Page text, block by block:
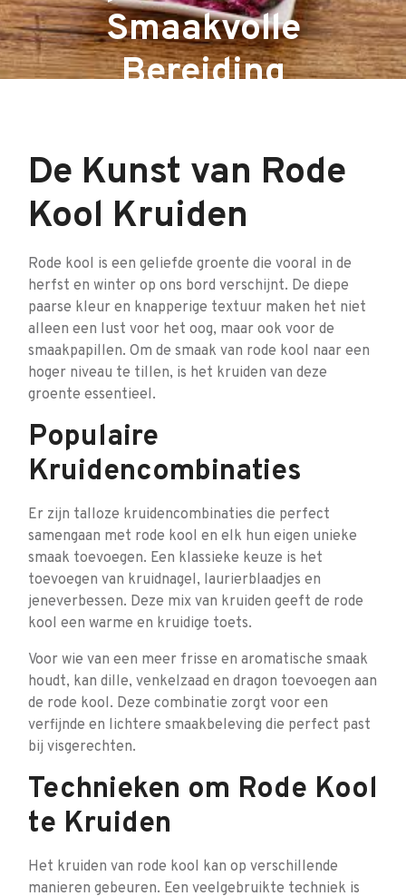
Smaakvolle
Bereiding
De Kunst van Rode
Kool Kruiden
Rode kool is een geliefde groente die vooral in de
herfst en winter op ons bord verschijnt. De diepe
paarse kleur en knapperige textuur maken het niet
alleen een lust voor het oog, maar ook voor de
smaakpapillen. Om de smaak van rode kool naar een
hoger niveau te tillen, is het kruiden van deze
groente essentieel.
Populaire
Kruidencombinaties
Er zijn talloze kruidencombinaties die perfect
samengaan met rode kool en elk hun eigen unieke
smaak toevoegen. Een klassieke keuze is het
toevoegen van kruidnagel, laurierblaadjes en
jeneverbessen. Deze mix van kruiden geeft de rode
kool een warme en kruidige toets.
Voor wie van een meer frisse en aromatische smaak
houdt, kan dille, venkelzaad en dragon toevoegen aan
de rode kool. Deze combinatie zorgt voor een
verfijnde en lichtere smaakbeleving die perfect past
bij visgerechten.
Technieken om Rode Kool
te Kruiden
Het kruiden van rode kool kan op verschillende
manieren gebeuren. Een veelgebruikte techniek is